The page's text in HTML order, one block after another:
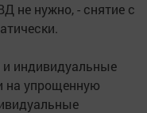
не нужно, - снятие с
индивидуальные
на упрощенную